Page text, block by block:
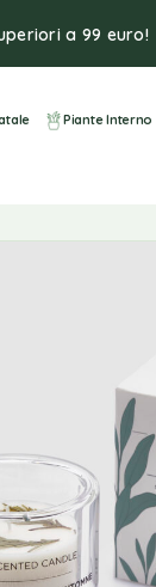
a 99 euro!
Piante Interno